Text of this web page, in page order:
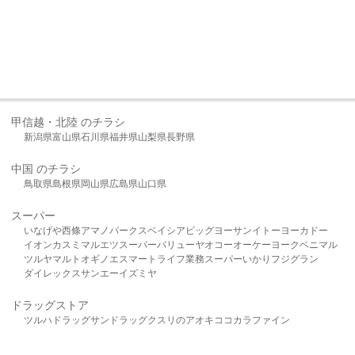
甲信越・北陸 のチラシ
新潟県富山県石川県福井県山梨県長野県
中国 のチラシ
鳥取県島根県岡山県広島県山口県
スーパー
いなげや西條アマノパークスベイシア ビッグヨーサンイトーヨーカドー
イオンカスミ マルエツスーパーバリューヤオコーオーケー ヨークベニマル
ツルヤマルト オギノ エスマート ライフ業務スーパーいかり フジグラン
ダイレックスサンエーイズミヤ
ドラッグストア
ツルハドラッグサンドラッグクスリのアオキ ココカラファイン